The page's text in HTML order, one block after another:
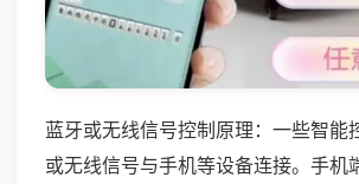
蓝牙或无线信号控制原理：一些智能
或无线信号与手机等设备连接。手机